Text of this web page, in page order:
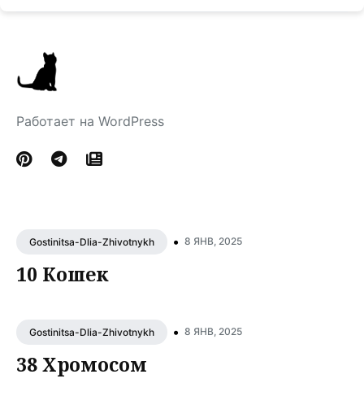
Работает на WordPress
Gostinitsa-Dlia-Zhivotnykh • 8 ЯНВ, 2025
10 Кошек
Gostinitsa-Dlia-Zhivotnykh • 8 ЯНВ, 2025
38 Хромосом